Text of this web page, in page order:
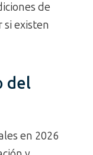
de
si existen
del
en 2026